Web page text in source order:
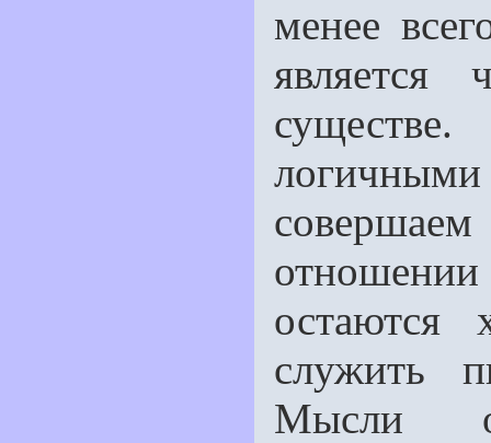
менее
является
остаются
служить
Мысли